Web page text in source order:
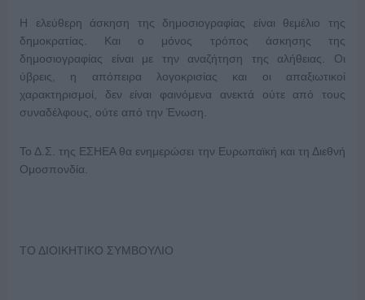
Η ελεύθερη άσκηση της δημοσιογραφίας είναι θεμέλιο της
δημοκρατίας. Και ο μόνος τρόπος άσκησης της
δημοσιογραφίας είναι με την αναζήτηση της αλήθειας. Οι
ύβρεις, η απόπειρα λογοκρισίας και οι απαξιωτικοί
χαρακτηρισμοί, δεν είναι φαινόμενα ανεκτά ούτε από τους
συναδέλφους, ούτε από την Ένωση.
Το Δ.Σ. της ΕΣΗΕΑ θα ενημερώσει την Ευρωπαϊκή και τη Διεθνή
Ομοσπονδία.
ΤΟ ΔΙΟΙΚΗΤΙΚΟ ΣΥΜΒΟΥΛΙΟ